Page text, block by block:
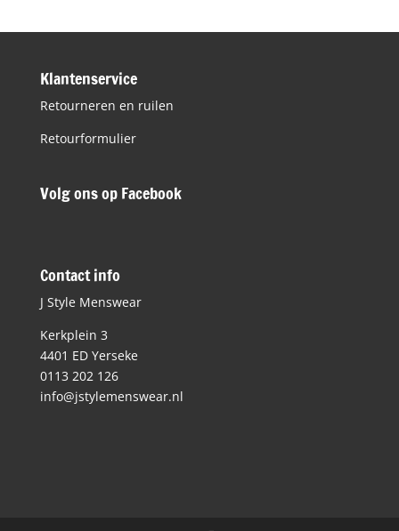
€79,95.€39,98.
Klantenservice
Retourneren en ruilen
Retourformulier
Volg ons op Facebook
Contact info
J Style Menswear
Kerkplein 3
4401 ED Yerseke
0113 202 126
info@jstylemenswear.nl